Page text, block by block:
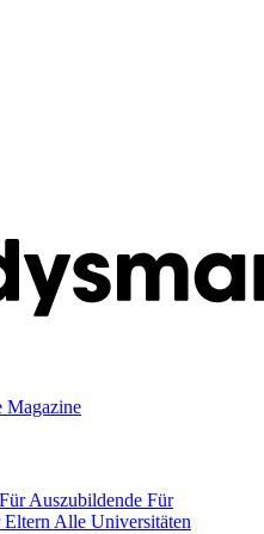
Magazine
Für Auszubildende Für
Eltern Alle Universitäten